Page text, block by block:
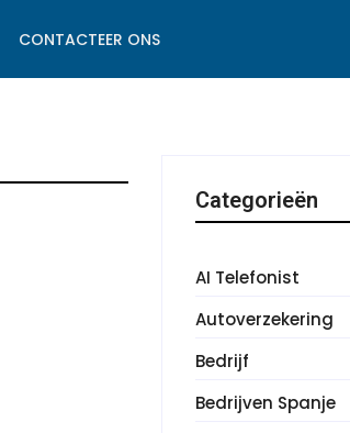
CONTACTEER ONS
Categorieën
AI Telefonist
Autoverzekering
Bedrijf
Bedrijven Spanje